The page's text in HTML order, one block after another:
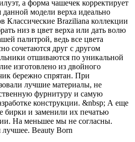
а форма чашечек корректирует
модели верха идеально
Классические Braziliana коллекции
низ в цвет верха или дать волю
палитрой, ведь все цвета
сочетаются друг с другом
отшиваются по уникальной
изготовлено из двойного
бережно спрятан. При
лучшие материалы, не
фурнитуру и самую
конструкции. &nbsp; А еще
и заменили их печатью
На меньшее мы не согласны.
Beauty Born